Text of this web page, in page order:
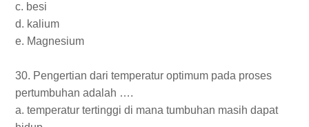
c. besi
d. kalium
e. Magnesium
30. Pengertian dari temperatur optimum pada proses
pertumbuhan adalah ….
a. temperatur tertinggi di mana tumbuhan masih dapat